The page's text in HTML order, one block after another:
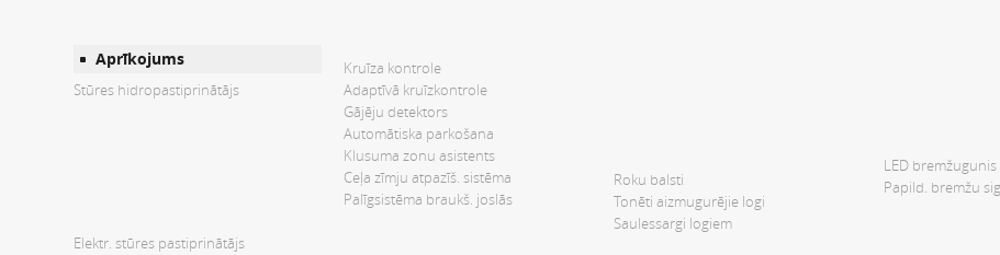
Aprīkojums
Stūres hidropastiprinātājs
Elektr. stūres pastiprinātājs
Kruīza kontrole
Adaptīvā kruīzkontrole
Gājēju detektors
Automātiska parkošana
Klusuma zonu asistents
Ceļa zīmju atpazīš. sistēma
Palīgsistēma braukš. joslās
Roku balsti
Tonēti aizmugurējie logi
Saulessargi logiem
LED bremžugunis
Papild. bremžu